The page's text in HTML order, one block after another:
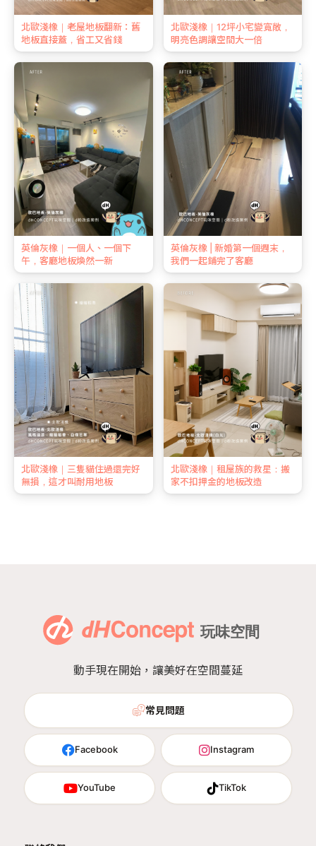
北歐淺橡｜老屋地板翻新：舊
地板直接蓋，省工又省錢
北歐淺橡｜12坪小宅變寬敞，
明亮色調讓空間大一倍
英倫灰橡｜一個人、一個下
午，客廳地板煥然一新
英倫灰橡 | 新婚第一個週末，
我們一起鋪完了客廳
北歐淺橡｜三隻貓住過還完好
無損，這才叫耐用地板
北歐淺橡｜租屋族的救星：搬
家不扣押金的地板改造
動手現在開始，讓美好在空間蔓延
常見問題
Facebook Instagram
YouTube TikTok